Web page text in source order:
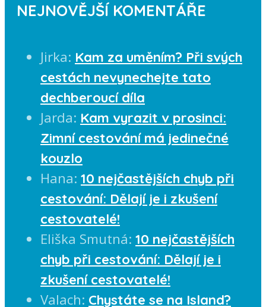
NEJNOVĚJŠÍ KOMENTÁŘE
Jirka: Kam za uměním? Při svých
cestách nevynechejte tato
dechberoucí díla
Jarda: Kam vyrazit v prosinci:
Zimní cestování má jedinečné
kouzlo
Hana: 10 nejčastějších chyb při
cestování: Dělají je i zkušení
cestovatelé!
Eliška Smutná: 10 nejčastějších
chyb při cestování: Dělají je i
zkušení cestovatelé!
Valach: Chystáte se na Island?